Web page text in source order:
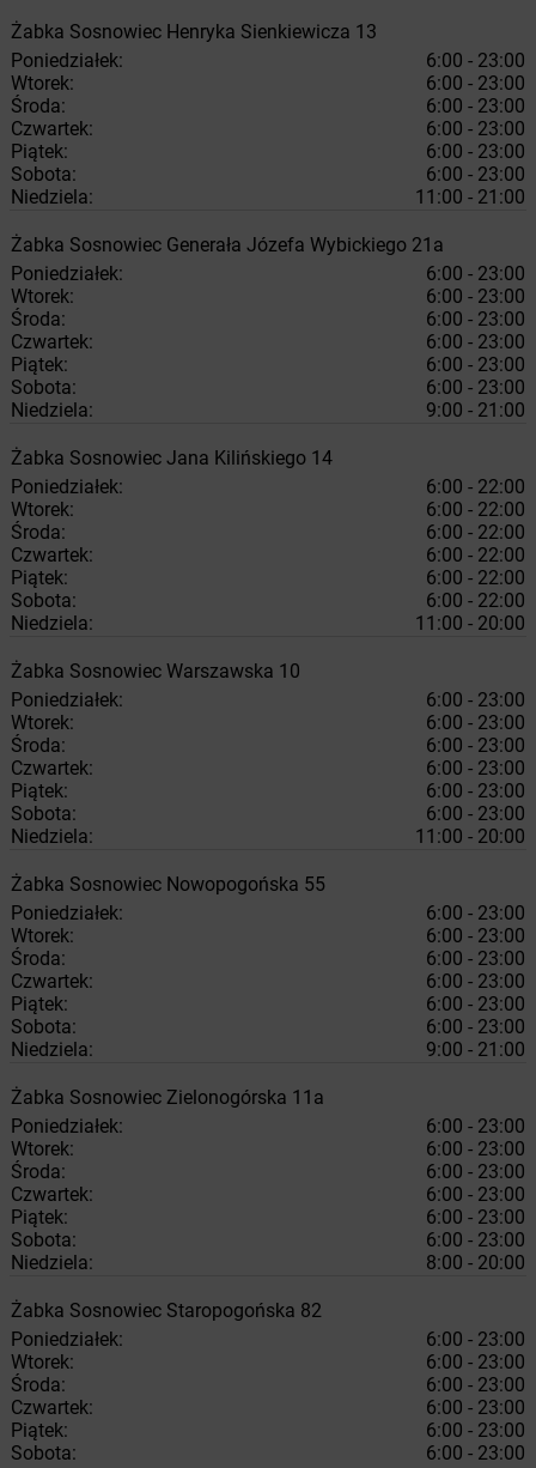
Żabka Sosnowiec Henryka Sienkiewicza 13
Poniedziałek:
6:00 - 23:00
Wtorek:
6:00 - 23:00
Środa:
6:00 - 23:00
Czwartek:
6:00 - 23:00
Piątek:
6:00 - 23:00
Sobota:
6:00 - 23:00
Niedziela:
11:00 - 21:00
Żabka Sosnowiec Generała Józefa Wybickiego 21a
Poniedziałek:
6:00 - 23:00
Wtorek:
6:00 - 23:00
Środa:
6:00 - 23:00
Czwartek:
6:00 - 23:00
Piątek:
6:00 - 23:00
Sobota:
6:00 - 23:00
Niedziela:
9:00 - 21:00
Żabka Sosnowiec Jana Kilińskiego 14
Poniedziałek:
6:00 - 22:00
Wtorek:
6:00 - 22:00
Środa:
6:00 - 22:00
Czwartek:
6:00 - 22:00
Piątek:
6:00 - 22:00
Sobota:
6:00 - 22:00
Niedziela:
11:00 - 20:00
Żabka Sosnowiec Warszawska 10
Poniedziałek:
6:00 - 23:00
Wtorek:
6:00 - 23:00
Środa:
6:00 - 23:00
Czwartek:
6:00 - 23:00
Piątek:
6:00 - 23:00
Sobota:
6:00 - 23:00
Niedziela:
11:00 - 20:00
Żabka Sosnowiec Nowopogońska 55
Poniedziałek:
6:00 - 23:00
Wtorek:
6:00 - 23:00
Środa:
6:00 - 23:00
Czwartek:
6:00 - 23:00
Piątek:
6:00 - 23:00
Sobota:
6:00 - 23:00
Niedziela:
9:00 - 21:00
Żabka Sosnowiec Zielonogórska 11a
Poniedziałek:
6:00 - 23:00
Wtorek:
6:00 - 23:00
Środa:
6:00 - 23:00
Czwartek:
6:00 - 23:00
Piątek:
6:00 - 23:00
Sobota:
6:00 - 23:00
Niedziela:
8:00 - 20:00
Żabka Sosnowiec Staropogońska 82
Poniedziałek:
6:00 - 23:00
Wtorek:
6:00 - 23:00
Środa:
6:00 - 23:00
Czwartek:
6:00 - 23:00
Piątek:
6:00 - 23:00
Sobota:
6:00 - 23:00